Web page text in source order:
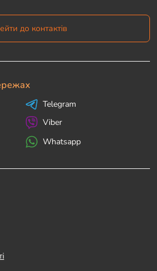
до контактів
Telegram
Viber
Whatsapp